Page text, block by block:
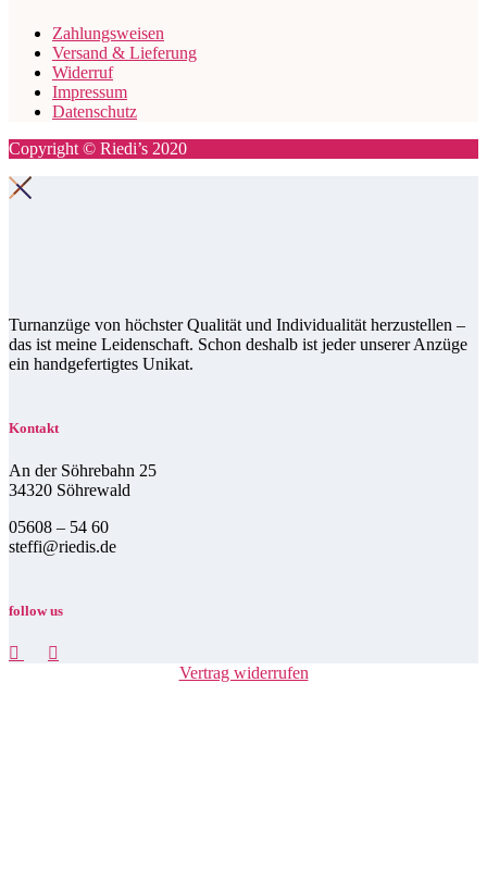
Zahlungsweisen
Versand & Lieferung
Widerruf
Impressum
Datenschutz
Copyright © Riedi’s 2020
Turnanzüge von höchster Qualität und Individualität herzustellen –
das ist meine Leidenschaft. Schon deshalb ist jeder unserer Anzüge
ein handgefertigtes Unikat.
Kontakt
An der Söhrebahn 25
34320 Söhrewald
05608 – 54 60
steffi@riedis.de
follow us
Vertrag widerrufen